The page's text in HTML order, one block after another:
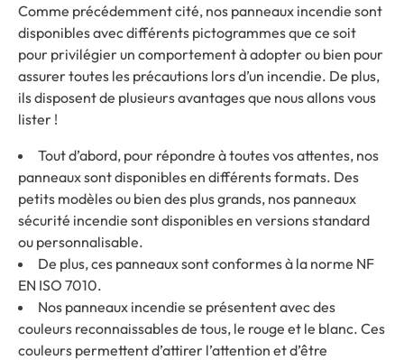
Comme précédemment cité, nos panneaux incendie sont
disponibles avec différents pictogrammes que ce soit
pour privilégier un comportement à adopter ou bien pour
assurer toutes les précautions lors d’un incendie. De plus,
ils disposent de plusieurs avantages que nous allons vous
lister !
Tout d’abord, pour répondre à toutes vos attentes, nos
panneaux sont disponibles en différents formats. Des
petits modèles ou bien des plus grands, nos panneaux
sécurité incendie sont disponibles en versions standard
ou personnalisable.
De plus, ces panneaux sont conformes à la norme NF
EN ISO 7010.
Nos panneaux incendie se présentent avec des
couleurs reconnaissables de tous, le rouge et le blanc. Ces
couleurs permettent d’attirer l’attention et d’être